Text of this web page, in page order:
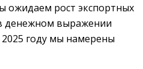
ожидаем рост экспортных
денежном выражении
году мы намерены